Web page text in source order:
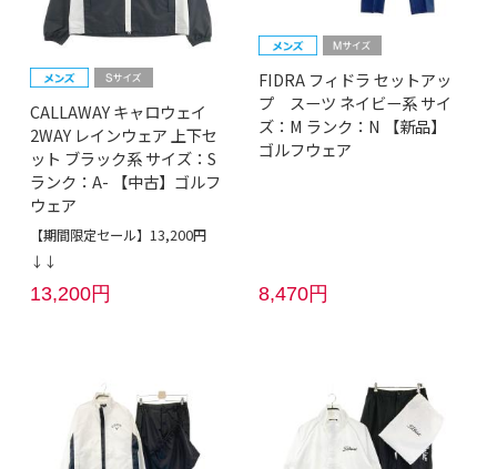
CALLAWAY キャロウェイ
2WAY レインウェア 上下セ
ット ブラック系 サイズ：S
ランク：A- 【中古】ゴルフ
ウェア
【期間限定セール】13,200円
↓↓
13,200円
FIDRA フィドラ セットアッ
プ スーツ ネイビー系 サイ
ズ：M ランク：N 【新品】
ゴルフウェア
8,470円